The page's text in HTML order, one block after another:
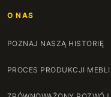
O NAS
POZNAJ NASZĄ HISTORIĘ
PROCES PRODUKCJI